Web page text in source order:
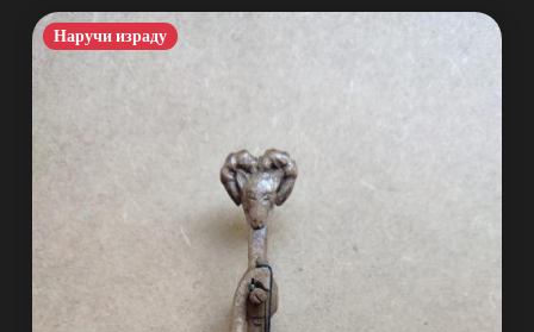
Наручи израду